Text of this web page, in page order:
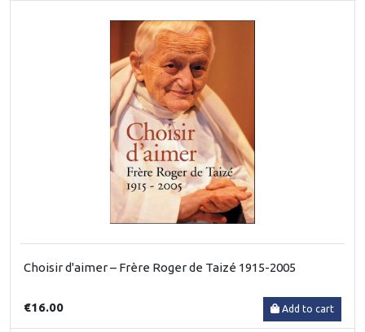
Choisir d'aimer – Frère Roger de Taizé 1915-2005
€16.00 Add to cart